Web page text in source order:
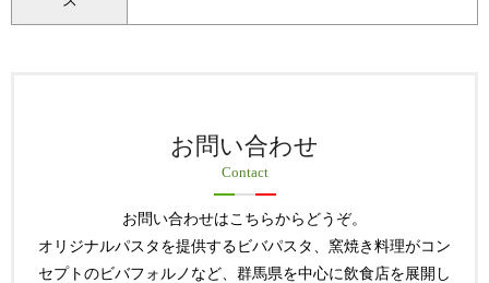
お問い合わせ
Contact
お問い合わせはこちらからどうぞ。
オリジナルパスタを提供するビバパスタ、窯焼き料理がコン
セプトのビバフォルノなど、群馬県を中心に飲食店を展開し